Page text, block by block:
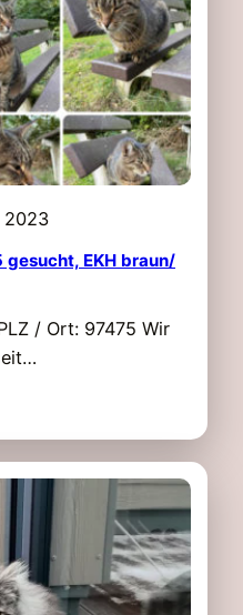
2023
gesucht, EKH braun/
/ Ort: 97475 Wir